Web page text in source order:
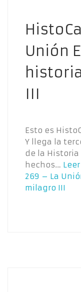
Unión
III
Esto es
Y llega la
de la Historia
hechos…
269 – La
milagro III